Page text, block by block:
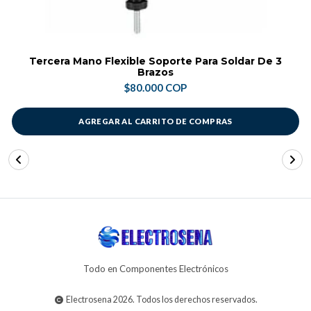
Tercera Mano Flexible Soporte Para Soldar De 3
Brazos
$80.000 COP
AGREGAR AL CARRITO DE COMPRAS
Todo en Componentes Electrónicos
Electrosena 2026. Todos los derechos reservados.